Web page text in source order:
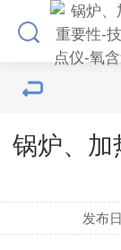
锅炉、加
发布